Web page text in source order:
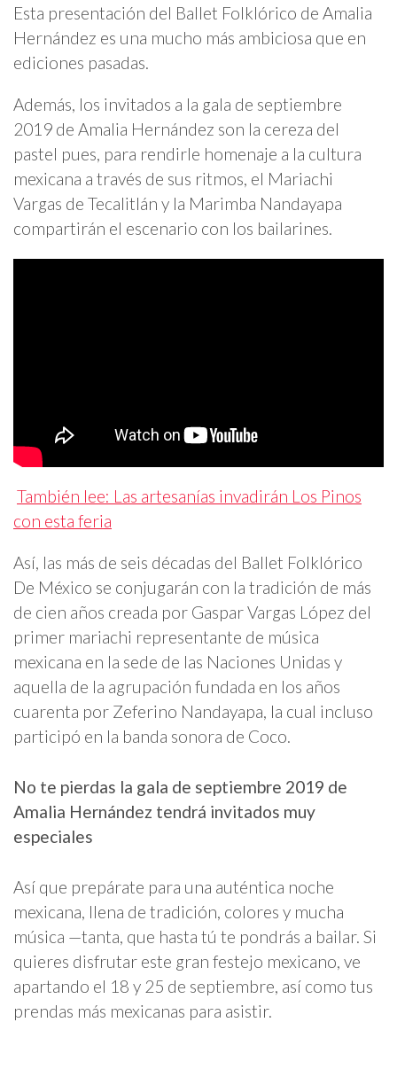
Esta presentación del Ballet Folklórico de Amalia
Hernández es una mucho más ambiciosa que en
ediciones pasadas.
Además, los invitados a la gala de septiembre
2019 de Amalia Hernández son la cereza del
pastel pues, para rendirle homenaje a la cultura
mexicana a través de sus ritmos, el Mariachi
Vargas de Tecalitlán y la Marimba Nandayapa
compartirán el escenario con los bailarines.
También lee: Las artesanías invadirán Los Pinos
con esta feria
Así, las más de seis décadas del Ballet Folklórico
De México se conjugarán con la tradición de más
de cien años creada por Gaspar Vargas López del
primer mariachi representante de música
mexicana en la sede de las Naciones Unidas y
aquella de la agrupación fundada en los años
cuarenta por Zeferino Nandayapa, la cual incluso
participó en la banda sonora de Coco.
No te pierdas la gala de septiembre 2019 de
Amalia Hernández tendrá invitados muy
especiales
Así que prepárate para una auténtica noche
mexicana, llena de tradición, colores y mucha
música —tanta, que hasta tú te pondrás a bailar. Si
quieres disfrutar este gran festejo mexicano, ve
apartando el 18 y 25 de septiembre, así como tus
prendas más mexicanas para asistir.